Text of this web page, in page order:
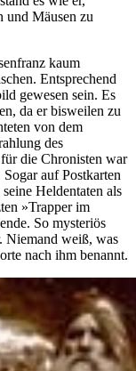
und Mäusen zu
kaum
Entsprechend
gewesen sein. Es
da er bisweilen zu
von dem
des
die Chronisten war
auf Postkarten
Heldentaten als
»Trapper im
So mysteriös
Niemand weiß, was
nach ihm benannt.